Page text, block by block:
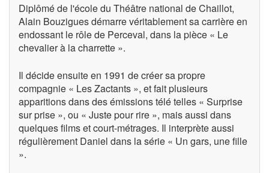
Diplômé de l'école du Théâtre national de Chaillot,
Alain Bouzigues démarre véritablement sa carrière en
endossant le rôle de Perceval, dans la pièce « Le
chevalier à la charrette ».
Il décide ensuite en 1991 de créer sa propre
compagnie « Les Zactants », et fait plusieurs
apparitions dans des émissions télé telles « Surprise
sur prise », ou « Juste pour rire », mais aussi dans
quelques films et court-métrages. Il interprète aussi
régulièrement Daniel dans la série « Un gars, une fille
».